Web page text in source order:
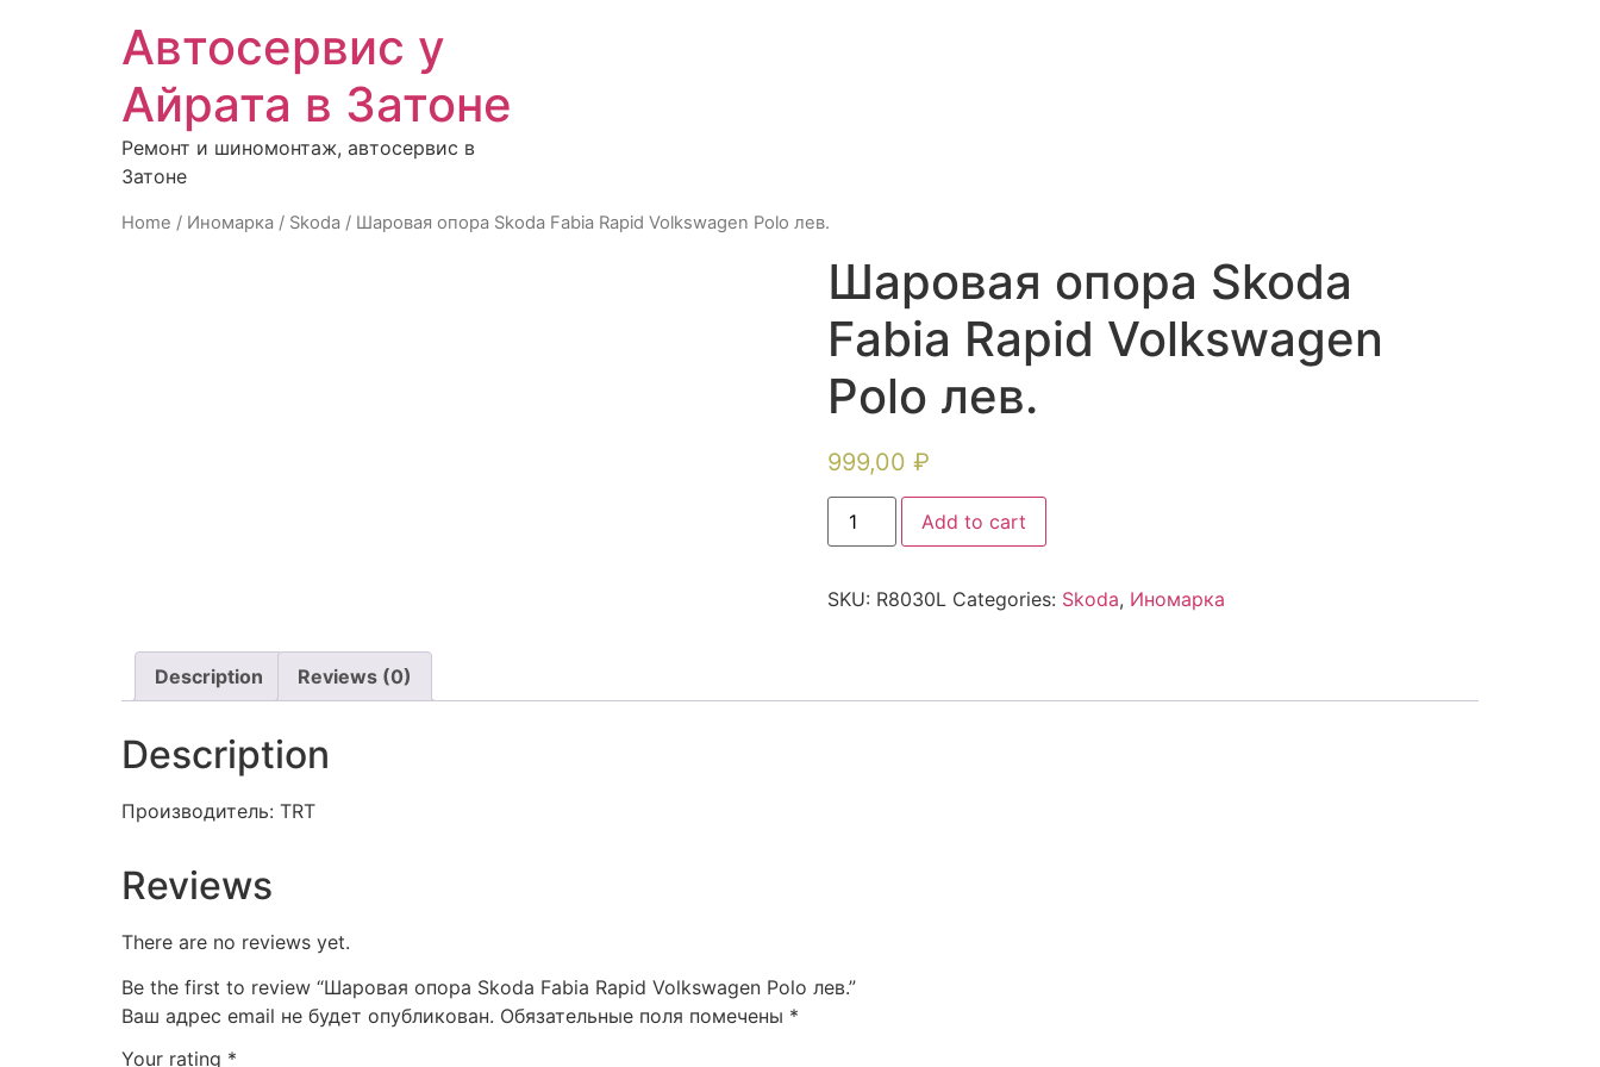
Автосервис у
Айрата в Затоне
Ремонт и шиномонтаж, автосервис в
Затоне
Home / Иномарка / Skoda / Шаровая опора Skoda Fabia Rapid Volkswagen Polo лев.
Шаровая опора Skoda
Fabia Rapid Volkswagen
Polo лев.
999,00 ₽
Add to cart
SKU: R8030L Categories: Skoda, Иномарка
Description Reviews (0)
Description
Производитель: TRT
Reviews
There are no reviews yet.
Be the first to review “Шаровая опора Skoda Fabia Rapid Volkswagen Polo лев.”
Ваш адрес email не будет опубликован. Обязательные поля помечены *
Your rating *